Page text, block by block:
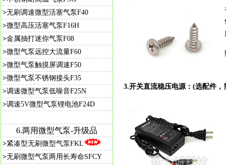
3.开关直流稳压电源： (选配件，
>无刷调速微型活塞气泵F40
>微型高压活塞气泵F16H
>金属抽打迷你气泵F08
>微型气泵远控大流量F60
>微型气泵触摸屏调速F50
>微型气泵不锈钢接头F35
>调速微型气泵低噪音F25N
>调速5V微型气泵锂电池F24D
6.两用微型气泵-升级品
>紧凑型无刷微型气泵FKL
>无刷微型气泵两用长寿命SFCY